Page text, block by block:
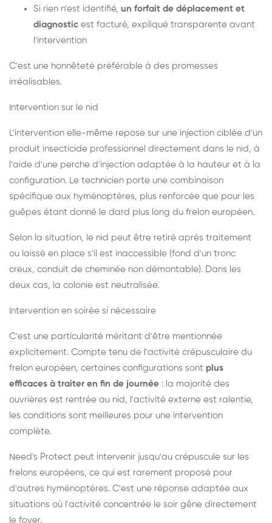
Si rien n'est identifié, un forfait de déplacement et
diagnostic est facturé, expliqué transparente avant
l'intervention
C'est une honnêteté préférable à des promesses
irréalisables.
Intervention sur le nid
L'intervention elle-même repose sur une injection ciblée d'un
produit insecticide professionnel directement dans le nid, à
l'aide d'une perche d'injection adaptée à la hauteur et à la
configuration. Le technicien porte une combinaison
spécifique aux hyménoptères, plus renforcée que pour les
guêpes étant donné le dard plus long du frelon européen.
Selon la situation, le nid peut être retiré après traitement
ou laissé en place s'il est inaccessible (fond d'un tronc
creux, conduit de cheminée non démontable). Dans les
deux cas, la colonie est neutralisée.
Intervention en soirée si nécessaire
C'est une particularité méritant d'être mentionnée
explicitement. Compte tenu de l'activité crépusculaire du
frelon européen, certaines configurations sont plus
efficaces à traiter en fin de journée : la majorité des
ouvrières est rentrée au nid, l'activité externe est ralentie,
les conditions sont meilleures pour une intervention
complète.
Need's Protect peut intervenir jusqu'au crépuscule sur les
frelons européens, ce qui est rarement proposé pour
d'autres hyménoptères. C'est une réponse adaptée aux
situations où l'activité concentrée le soir gêne directement
le foyer.